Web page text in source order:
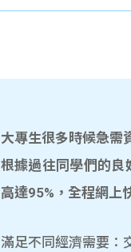
大專生很多時候急需
根據過往同學們的
高達95%，全程網上
滿足不同經濟需要：